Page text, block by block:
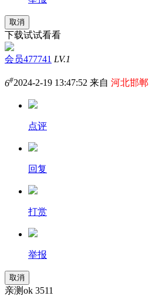
取消
下载试试看看
会员477741 LV.1
6#2024-2-19 13:47:52 来自 河北邯郸
点评
回复
打赏
举报
取消
亲测ok 3511